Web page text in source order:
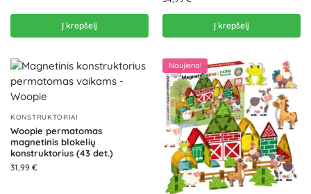
Į krepšelį Į krepšelį
KONSTRUKTORIAI
Woopie permatomas
magnetinis blokelių
konstruktorius (43 det.)
31,99 €
Naujiena!